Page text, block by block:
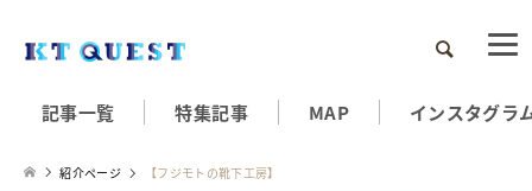
検索
記事一覧 特集記事 MAP インスタグラ
紹介ページ 【フジモトの靴下工房】